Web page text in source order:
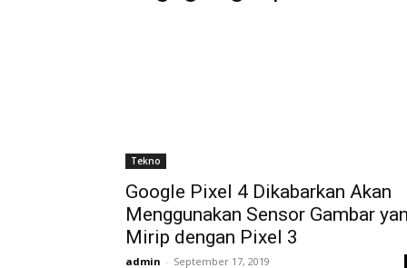
Tekno
Google Pixel 4 Dikabarkan Akan
Menggunakan Sensor Gambar
Mirip dengan Pixel 3
admin - September 17, 2019